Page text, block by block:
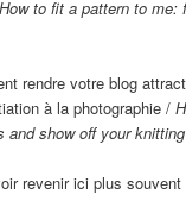
How to fit a pattern to me:
rendre votre blog
à la photographie /
and show off your
revenir ici plus souvent